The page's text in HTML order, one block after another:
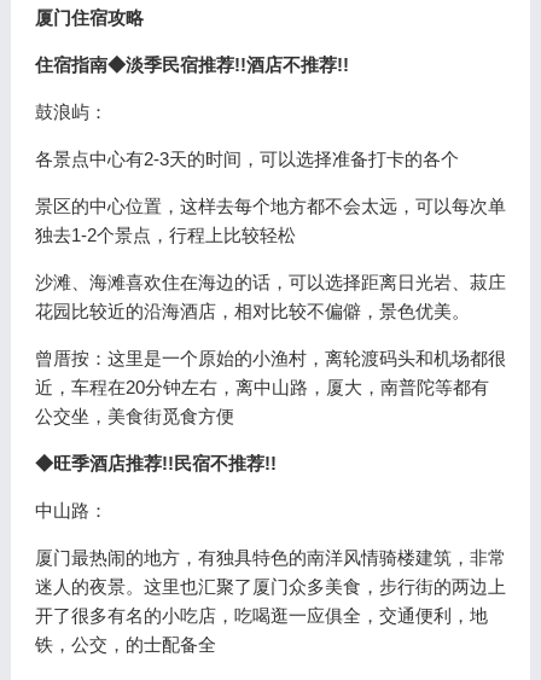
厦门住宿攻略
住宿指南◆淡季民宿推荐!!酒店不推荐!!
鼓浪屿：
各景点中心有2-3天的时间，可以选择准备打卡的各个
景区的中心位置，这样去每个地方都不会太远，可以每次单
独去1-2个景点，行程上比较轻松
沙滩、海滩喜欢住在海边的话，可以选择距离日光岩、菽庄
花园比较近的沿海酒店，相对比较不偏僻，景色优美。
曾厝按：这里是一个原始的小渔村，离轮渡码头和机场都很
近，车程在20分钟左右，离中山路，厦大，南普陀等都有
公交坐，美食街觅食方便
◆旺季酒店推荐!!民宿不推荐!!
中山路：
厦门最热闹的地方，有独具特色的南洋风情骑楼建筑，非常
迷人的夜景。这里也汇聚了厦门众多美食，步行街的两边上
开了很多有名的小吃店，吃喝逛一应俱全，交通便利，地
铁，公交，的士配备全